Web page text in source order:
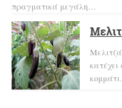
πραγματικά μεγάλη…